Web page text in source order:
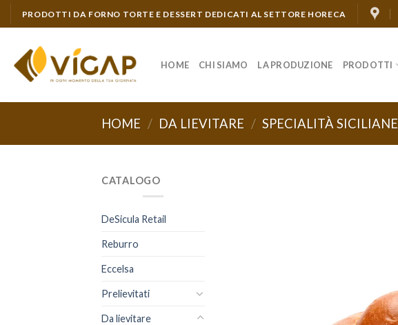
Skip
to
PRODOTTI DA FORNO TORTE E DESSERT DEDICATI AL SETTORE HORECA
HOME CHI SIAMO LA PRODUZIONE PRODOTTI
HOME / DA LIEVITARE / SPECIALITÀ SICILIANE
CATALOGO
DeSicula Retail
Reburro
Eccelsa
Prelievitati
Da lievitare